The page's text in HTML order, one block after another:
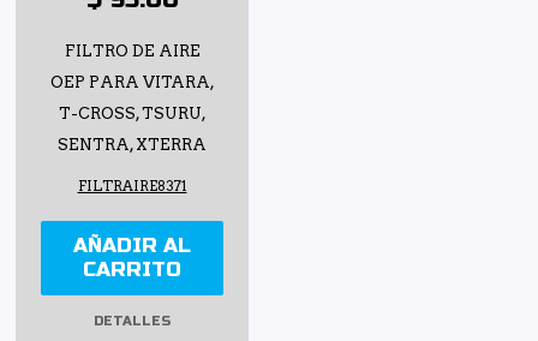
FILTRO DE AIRE
OEP PARA VITARA,
T-CROSS, TSURU,
SENTRA, XTERRA
FILTRAIRE8371
AÑADIR AL
CARRITO
DETALLES